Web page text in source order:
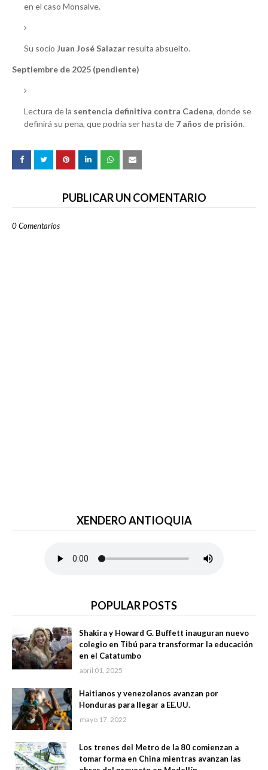
en el caso Monsalve.
Su socio Juan José Salazarresulta absuelto.
Septiembre de 2025 (pendiente)
Lectura de la sentencia definitiva contra Cadena, donde se
definirá su pena, que podría ser hasta de 7 años de prisión.
PUBLICAR UN COMENTARIO
0 Comentarios
XENDERO ANTIOQUIA
POPULAR POSTS
Shakira y Howard G. Buffett inauguran nuevo
colegio en Tibú para transformar la educación
en el Catatumbo
abril 01, 2025
Haitianos y venezolanos avanzan por
Honduras para llegar a EE.UU.
mayo 17, 2022
Los trenes del Metro de la 80 comienzan a
tomar forma en China mientras avanzan las